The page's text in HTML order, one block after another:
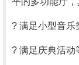
? 满足小型音乐
? 满足庆典活动